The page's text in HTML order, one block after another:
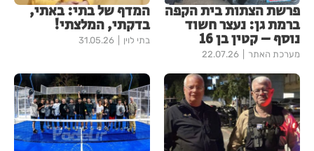
פרשת הצתות בית הקפה
ברמת גן: נעצר חשוד
נוסף – קטין בן 16
מערכת האתר 22.07.26
המדף של בתי: באתי,
בדקתי, המלצתי!
בתי לוין 31.05.26